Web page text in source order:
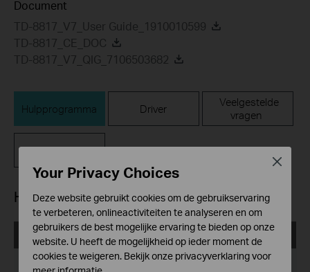
Document
TD-8817_V7_User Guide_1910010599
TD-8817_CE_DOC
TD-8817_V7_QIG_7106503682
Hulpprogramma Driver
Veelgestelde
vragen
Firmware
Hulpprogramma
TD-8817_V7_Utility
Publicatiedatum:2011-11-04
Your Privacy Choices
Deze website gebruikt cookies om de gebruikservaring
te verbeteren, onlineactiviteiten te analyseren en om
gebruikers de best mogelijke ervaring te bieden op onze
website. U heeft de mogelijkheid op ieder moment de
cookies te weigeren. Bekijk onze privacyverklaringvoor
Close